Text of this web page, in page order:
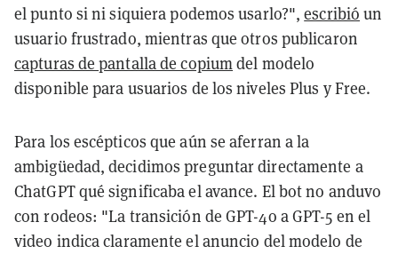
el punto si ni siquiera podemos usarlo?",escribió un
usuario frustrado, mientras que otros publicaron
capturas de pantalla de copiumdel modelo
disponible para usuarios de los niveles Plus y Free.
Para los escépticos que aún se aferran a la
ambigüedad, decidimos preguntar directamente a
ChatGPT qué significaba el avance. El bot no anduvo
con rodeos: "La transición de GPT-4o a GPT-5 en el
video indica claramente el anuncio del modelo de